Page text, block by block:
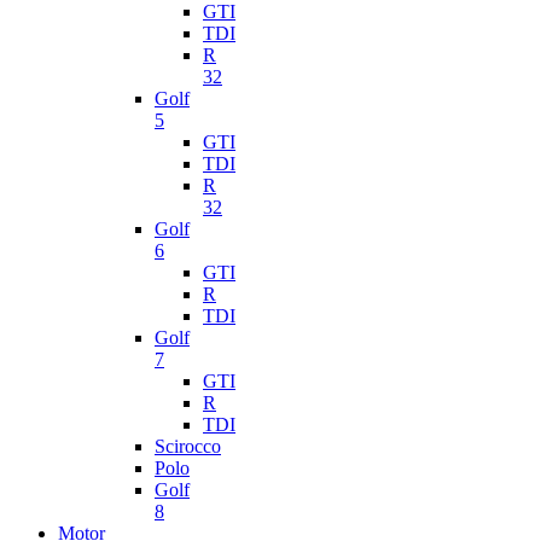
GTI
TDI
R
32
Golf
5
GTI
TDI
R
32
Golf
6
GTI
R
TDI
Golf
7
GTI
R
TDI
Scirocco
Polo
Golf
8
Motor